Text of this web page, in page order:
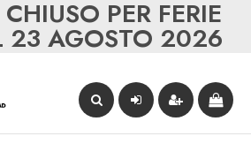
PER FERIE
23 AGOSTO 2026